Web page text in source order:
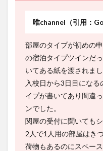
唯channel（引用：
部屋のタイプが初めの
の宿泊タイプツインだ
いてある紙を渡されまし
入校日から3日目にな
イプが書いてあり間違
ンでした。
関屋の受付に聞いても
2人で1人用の部屋はき
荷物もあるのにスペー